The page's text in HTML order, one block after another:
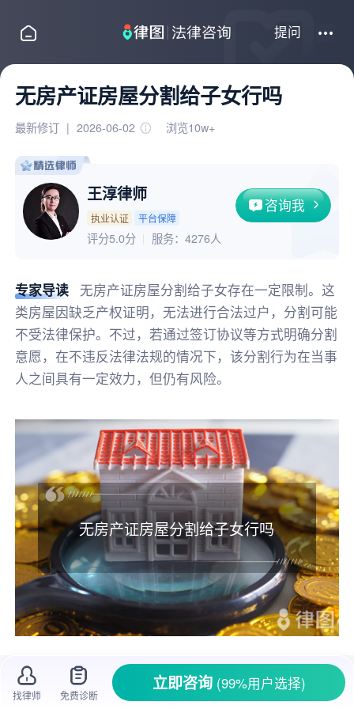
提问
无房产证房屋分割给子女行吗
最新修订 | 2026-06-02 浏览10w+
王淳律师
执业认证 平台保障
咨询我
评分5.0分 服务： 4276人
专家导读
无房产证房屋分割给子女存在一定限制。这
类房屋因缺乏产权证明，无法进行合法过户，分割可能
不受法律保护。不过，若通过签订协议等方式明确分割
意愿，在不违反法律法规的情况下，该分割行为在当事
人之间具有一定效力，但仍有风险。
无房产证房屋分割给子女行吗
家里有套房子没有房产证，想把它分割给子
女，这样做合不合法呢？很多人在面对这类情况
找律师 免费诊断
立即咨询 (99%用户选择)